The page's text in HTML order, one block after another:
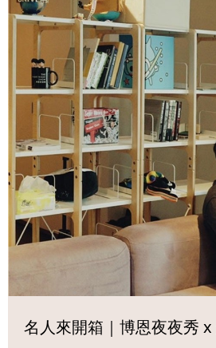
名人來開箱｜博恩夜夜秀